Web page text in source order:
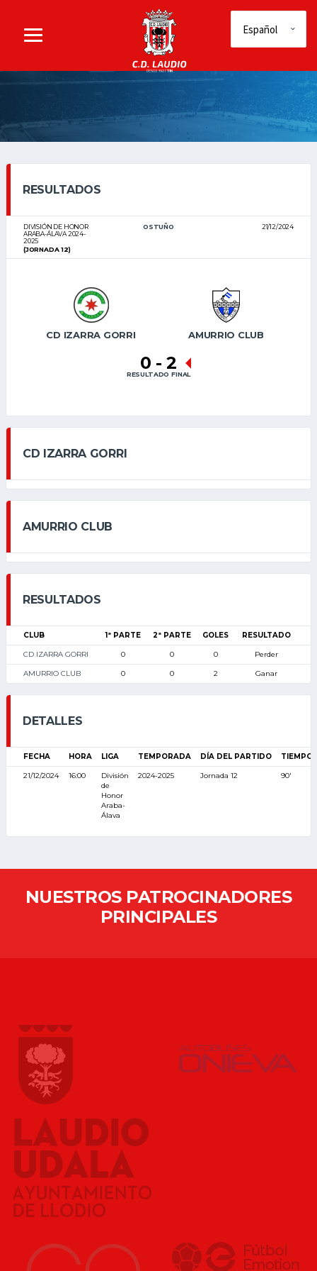
RESULTADOS
DIVISIÓN DE HONOR
ARABA-ÁLAVA 2024-
2025
OSTUÑO 21/12/2024
(JORNADA 12)
CD IZARRA GORRI AMURRIO CLUB
0 - 2
RESULTADO FINAL
CD IZARRA GORRI
AMURRIO CLUB
RESULTADOS
CLUB 1ª PARTE 2ª PARTE GOLES RESULTADO
CD IZARRA GORRI 0 0 0 Perder
AMURRIO CLUB 0 0 2 Ganar
DETALLES
FECHA HORA LIGA TEMPORADA DÍA DEL PARTIDO TIEMPO
21/12/2024 16:00
División
de
Honor
Araba-
Álava
2024-2025 Jornada 12 90'
NUESTROS PATROCINADORES
PRINCIPALES